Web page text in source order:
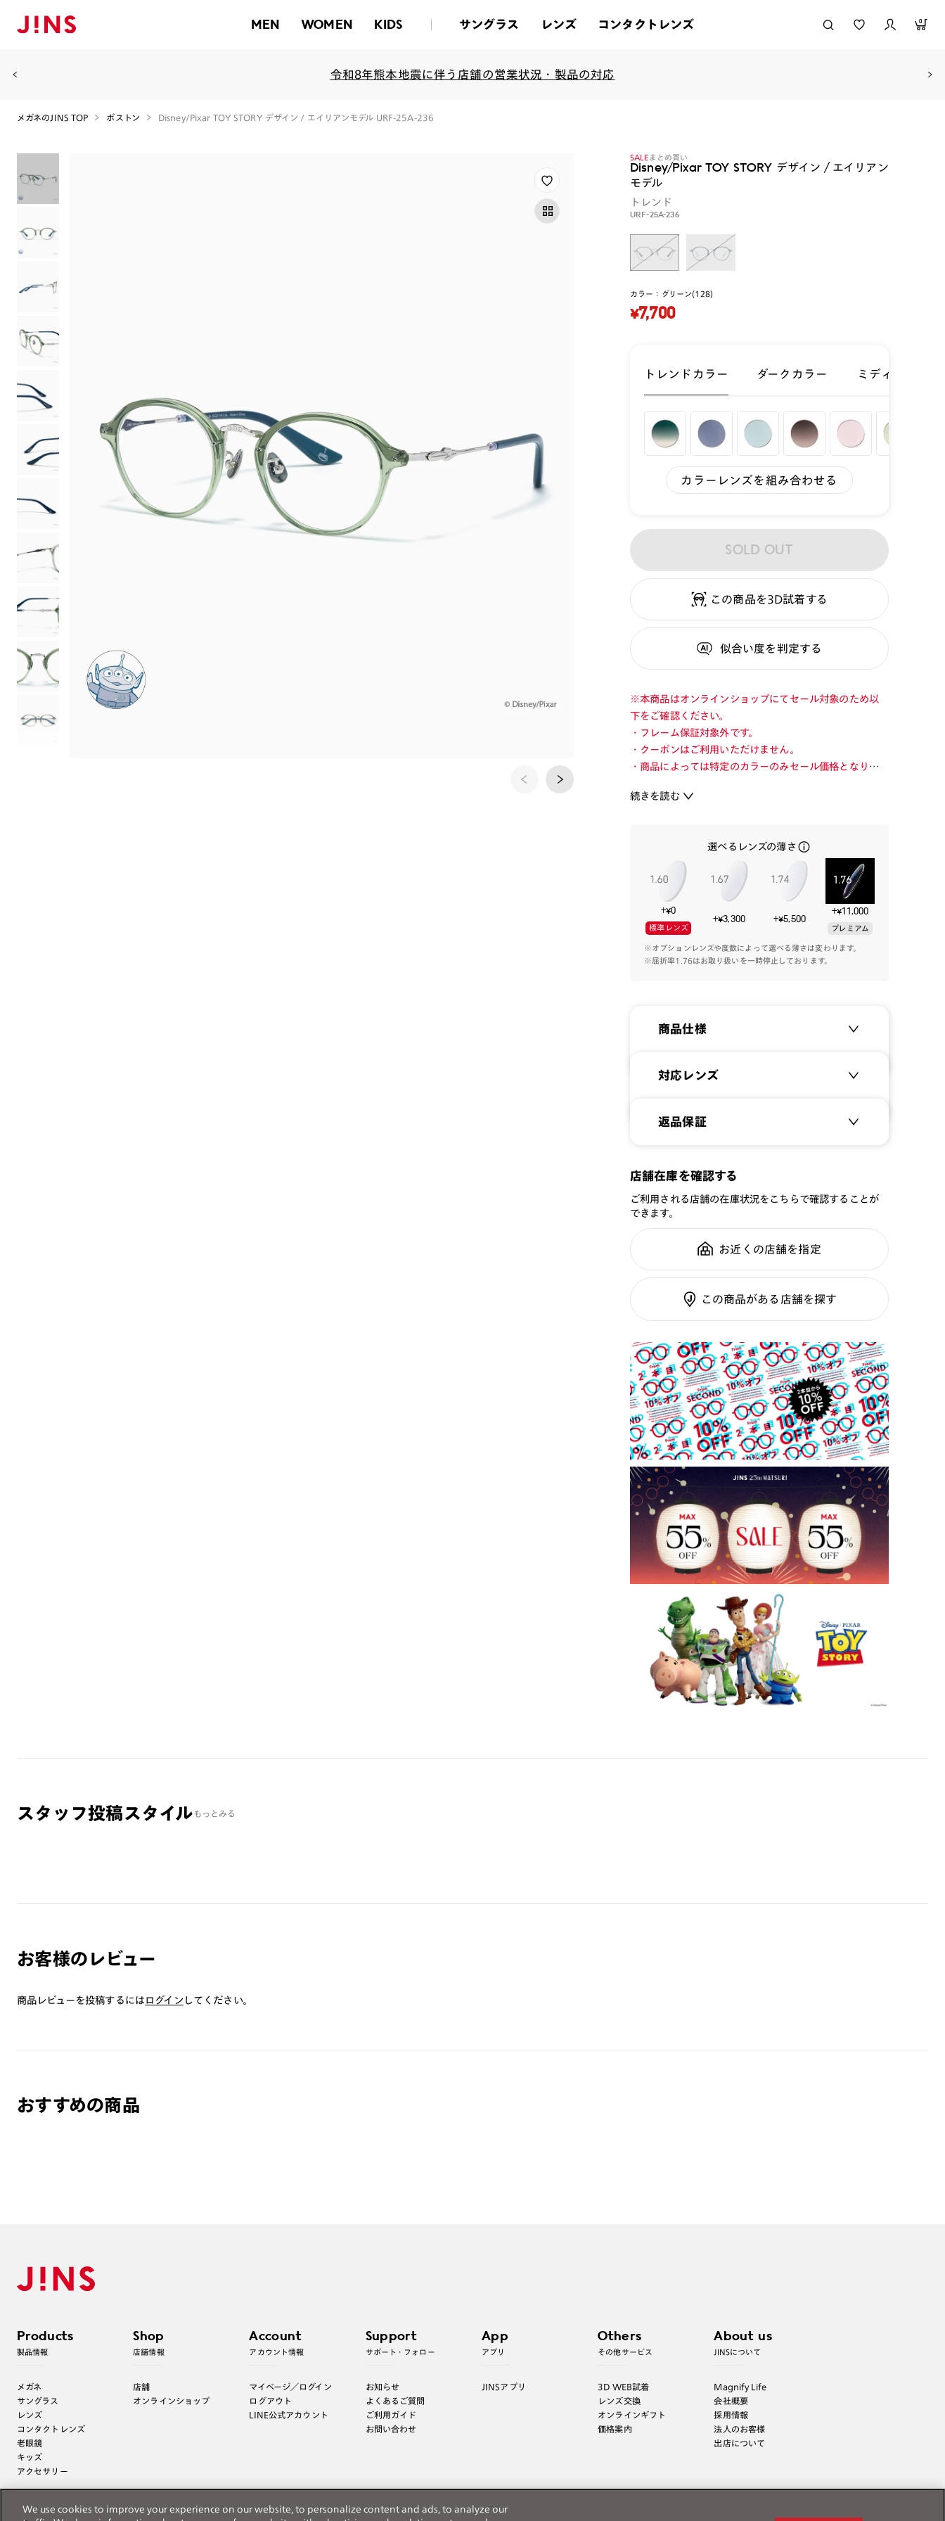
MEN WOMEN KIDS サングラス レンズ コンタクトレンズ 0
令和8年熊本地震に伴う店舗の営業状況・製品の対応
メガネのJINS TOP ボストン Disney/Pixar TOY STORY デザイン / エイリアンモデル URF-25A-236
カラー： グリーン(128)
¥7,700
SALE まとめ買い
Disney/Pixar TOY STORY デザイン / エイリアン
モデル
トレンド
URF-25A-236
トレンドカラー ダークカラー ミディアムカラ
カラーレンズを組み合わせる
SOLD OUT
この商品を3D試着する
似合い度を判定する
※本商品はオンラインショップにてセール対象のため以
下をご確認ください。
・フレーム保証対象外です。
・クーポンはご利用いただけません。
・商品によっては特定のカラーのみセール価格となりま
・店舗とオンラインショップで価格が異なる場合があり
す。店舗でご購入の場合は店頭価格をご確認ください。
いつだって“仲間”と一緒に！
『TOY STORY』の世界観を詰め込んだ遊び心あふれるア
イウエアコレクション。
エイリアンをイメージしたボストンフレーム。
続きを読む
選べるレンズの薄さ
+¥0
標準レンズ
+¥3,300 +¥5,500
+¥11,000
プレミアム
※オプションレンズや度数によって選べる薄さは変わります。
※屈折率1.76はお取り扱いを一時停止しております。
商品仕様
商品名：
品番：
重さ：
スタイル： ボストン
シリーズ：
鼻パッド： クリングスタイプ
フレーム素材：
フロント：樹脂
テンプル：メタル
対応レンズ
クリアレンズ（常用・老眼鏡用）
JINS SCREEN
可視光調光UVダブルカットレンズ
可視光調光SCREEN
調光レンズ
くもり止めレンズ
カラーレンズ：ダークカラー
カラーレンズ：ミディアムカラー
カラーレンズ：ライトカラー
カラーレンズ：トレンドカラー
コンシーラーカラー
コンシーラーカラーUVダブルカット
チークカラー
偏光レンズ
アクティブレンズ
UVダブルカットレンズ
JINS VIOLET+
ミラーレンズ
※オンラインショップで作成可能なレンズはショッピン
グカート内で表示されるレンズに限ります。それ以外の
対応レンズについてはJINS実店舗でお取り扱いしてお
※注文時に【度つき】→【レンズ交換券を発行】をお選
びのうえ、店頭にてオプションレンズ代金をお支払い
ください。（※一部レンズ交換不可の商品を除きま
す。）
※お選び頂くフレームや度数によっては作成できない場
合がございます。
※RIM限定の記載があるカラーレンズは商品名に＜R!M
＞の記載があるフレームのみの対応となります。
レンズガイド
返品保証
メガネの度数が合わなくなっても、
証可能
全国の店舗で無料フィッティング修
ご利用ガイド
店舗在庫を確認する
ご利用される店舗の在庫状況をこちらで確認することが
できます。
お近くの店舗を指定
この商品がある店舗を探す
スタッフ投稿スタイル もっとみる
お客様のレビュー
商品レビューを投稿するにはログイン してください。
おすすめの商品
Products
製品情報
メガネ
サングラス
レンズ
コンタクトレンズ
老眼鏡
キッズ
アクセサリー
Shop
店舗情報
店舗
オンラインショップ
Account
アカウント情報
マイページ／ログイン
ログアウト
LINE公式アカウント
Support
サポート・フォロー
お知らせ
よくあるご質問
ご利用ガイド
お問い合わせ
App
アプリ
JINSアプリ
Others
その他サービス
3D WEB試着
レンズ交換
オンラインギフト
価格案内
About us
JINSについて
Magnify Life
会社概要
採用情報
法人のお客様
出店について
We use cookies to improve your experience on our website, to personalize content and ads, to analyze our